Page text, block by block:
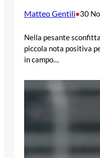
Matteo Gentili•30
Nella pesante sconfitta
piccola nota positiva
in campo…